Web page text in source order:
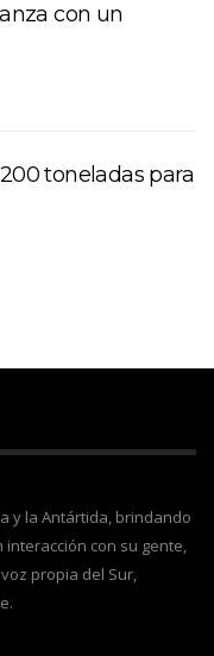
con un
toneladas para
y la Antártida, brindando
con su gente,
propia del Sur,